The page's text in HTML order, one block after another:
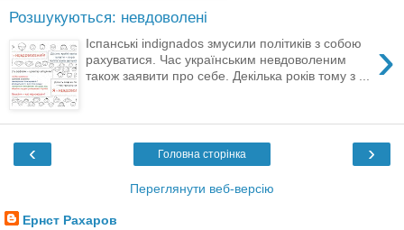
Розшукуються: невдоволені
›
Іспанські indignados змусили політиків з собою
рахуватися. Час українським невдоволеним
також заявити про себе. Декілька років тому з ...
‹ ›
Головна сторінка
Переглянути веб-версію
Ернст Рахаров